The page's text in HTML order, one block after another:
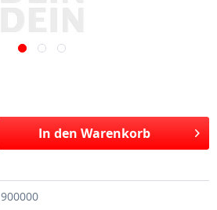
In den Warenkorb
900000